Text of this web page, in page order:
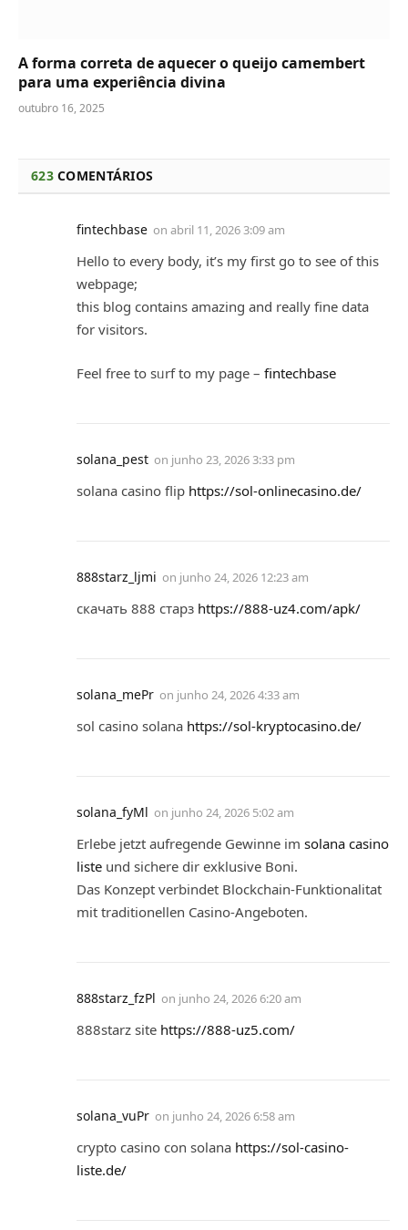
A forma correta de aquecer o queijo camembert
para uma experiência divina
outubro 16, 2025
623COMENTÁRIOS
fintechbase on abril 11, 2026 3:09 am
Нello to every body, it’s my first go to see of this
webpage;
this blog contains amazіng and really fine data
for visitors.
Feel free to sᥙrf to my page – fintechbase
solana_pest on junho 23, 2026 3:33 pm
solana casino flip https://sol-onlinecasino.de/
888starz_ljmi on junho 24, 2026 12:23 am
скачать 888 старз https://888-uz4.com/apk/
solana_mePr on junho 24, 2026 4:33 am
sol casino solana https://sol-kryptocasino.de/
solana_fyMl on junho 24, 2026 5:02 am
Erlebe jetzt aufregende Gewinne im solana casino
liste und sichere dir exklusive Boni.
Das Konzept verbindet Blockchain-Funktionalitat
mit traditionellen Casino-Angeboten.
888starz_fzPl on junho 24, 2026 6:20 am
888starz site https://888-uz5.com/
solana_vuPr on junho 24, 2026 6:58 am
crypto casino con solana https://sol-casino-
liste.de/